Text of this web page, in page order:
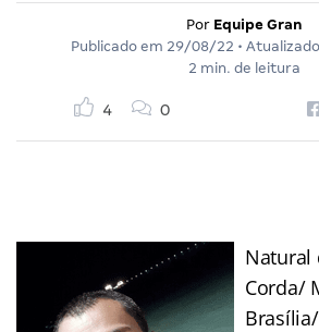
Por Equipe Gran
Publicado em 29/08/22 •
2 min. de leitura
4 0
Natural
Corda/